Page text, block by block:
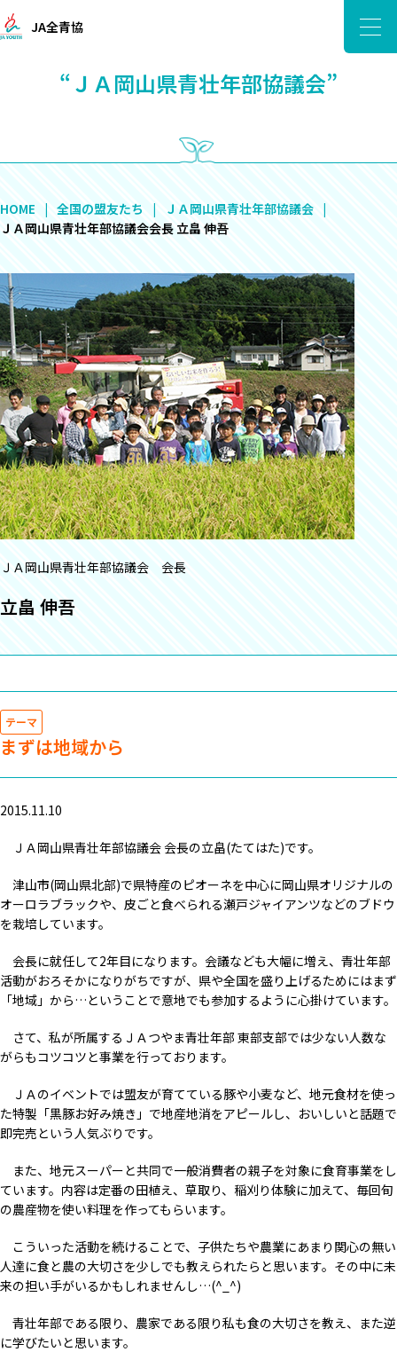
JA全青協
“ＪＡ岡山県青壮年部協議会”
HOME 全国の盟友たち
ＪＡ岡山県青壮年部協議会
ＪＡ岡山県青壮年部協議会会長 立畠 伸吾
ＪＡ岡山県青壮年部協議会 会長
立畠 伸吾
テーマ
まずは地域から
2015.11.10
ＪＡ岡山県青壮年部協議会 会長の立畠(たてはた)です。
津山市(岡山県北部)で県特産のピオーネを中心に岡山県オリジナルの
オーロラブラックや、皮ごと食べられる瀬戸ジャイアンツなどのブドウ
を栽培しています。
会長に就任して2年目になります。会議なども大幅に増え、青壮年部
活動がおろそかになりがちですが、県や全国を盛り上げるためにはまず
「地域」から…ということで意地でも参加するように心掛けています。
さて、私が所属するＪＡつやま青壮年部 東部支部では少ない人数な
がらもコツコツと事業を行っております。
ＪＡのイベントでは盟友が育てている豚や小麦など、地元食材を使っ
た特製「黒豚お好み焼き」で地産地消をアピールし、おいしいと話題で
即完売という人気ぶりです。
また、地元スーパーと共同で一般消費者の親子を対象に食育事業をし
ています。内容は定番の田植え、草取り、稲刈り体験に加えて、毎回旬
の農産物を使い料理を作ってもらいます。
こういった活動を続けることで、子供たちや農業にあまり関心の無い
人達に食と農の大切さを少しでも教えられたらと思います。その中に未
来の担い手がいるかもしれませんし…(^_^)
青壮年部である限り、農家である限り私も食の大切さを教え、また逆
に学びたいと思います。